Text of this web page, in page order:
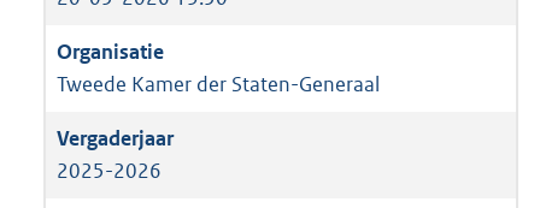
Tweede Kamer der Staten-Generaal
2025-2026